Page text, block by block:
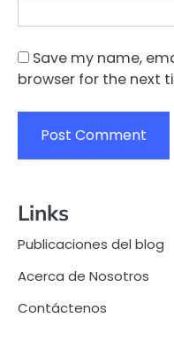
Save my name,
browser for the next
Links
Publicaciones del blog
Acerca de Nosotros
Contáctenos